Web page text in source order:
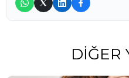
DIĞER